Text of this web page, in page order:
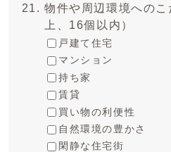
上、16個以内）
戸建て住宅
マンション
持ち家
賃貸
買い物の利便性
自然環境の豊かさ
閑静な住宅街